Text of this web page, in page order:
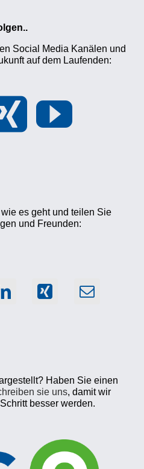
Social Media Kanälen und
auf dem Laufenden:
es geht und teilen Sie
und Freunden:
Haben Sie einen
sie uns, damit wir
besser werden.